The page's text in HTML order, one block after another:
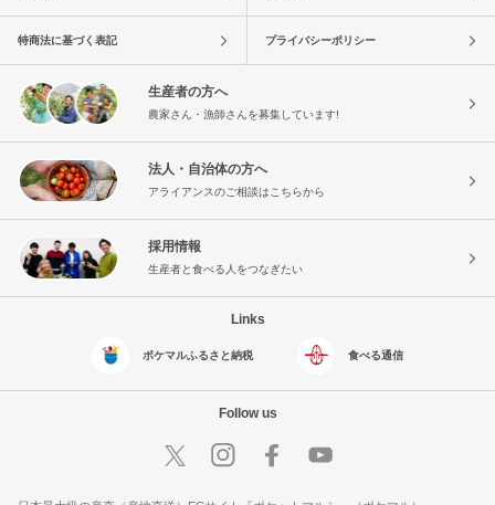
特商法に基づく表記 プライバシーポリシー
生産者の方へ
農家さん・漁師さんを募集しています!
法人・自治体の方へ
アライアンスのご相談はこちらから
採用情報
生産者と食べる人をつなぎたい
Links
ポケマルふるさと納税 食べる通信
Follow us